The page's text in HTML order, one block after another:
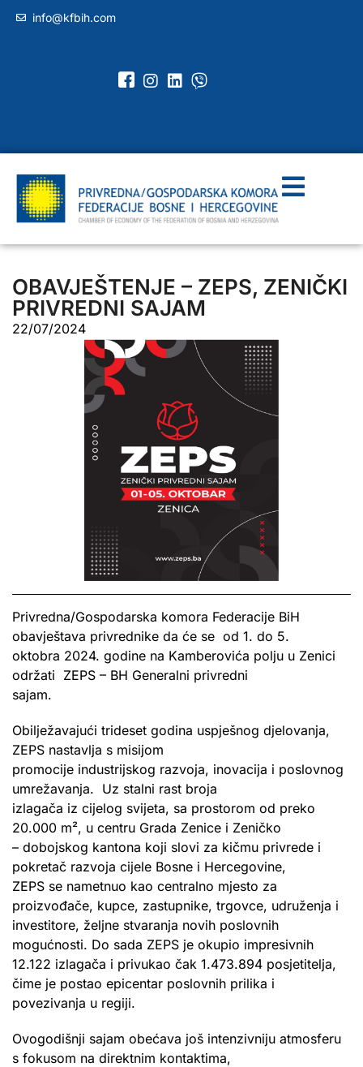
info@kfbih.com
OBAVJEŠTENJE – ZEPS, ZENIČKI
PRIVREDNI SAJAM
22/07/2024
Privredna/Gospodarska komora Federacije BiH
obavještava privrednike da će se od 1. do 5.
oktobra 2024. godine na Kamberovića polju u Zenici
održati ZEPS – BH Generalni privredni
sajam.
Obilježavajući trideset godina uspješnog djelovanja,
ZEPS nastavlja s misijom
promocije industrijskog razvoja, inovacija i poslovnog
umrežavanja. Uz stalni rast broja
izlagača iz cijelog svijeta, sa prostorom od preko
20.000 m², u centru Grada Zenice i Zeničko
– dobojskog kantona koji slovi za kičmu privrede i
pokretač razvoja cijele Bosne i Hercegovine,
ZEPS se nametnuo kao centralno mjesto za
proizvođače, kupce, zastupnike, trgovce, udruženja i
investitore, željne stvaranja novih poslovnih
mogućnosti. Do sada ZEPS je okupio impresivnih
12.122 izlagača i privukao čak 1.473.894 posjetitelja,
čime je postao epicentar poslovnih prilika i
povezivanja u regiji.
Ovogodišnji sajam obećava još intenzivniju atmosferu
s fokusom na direktnim kontaktima,